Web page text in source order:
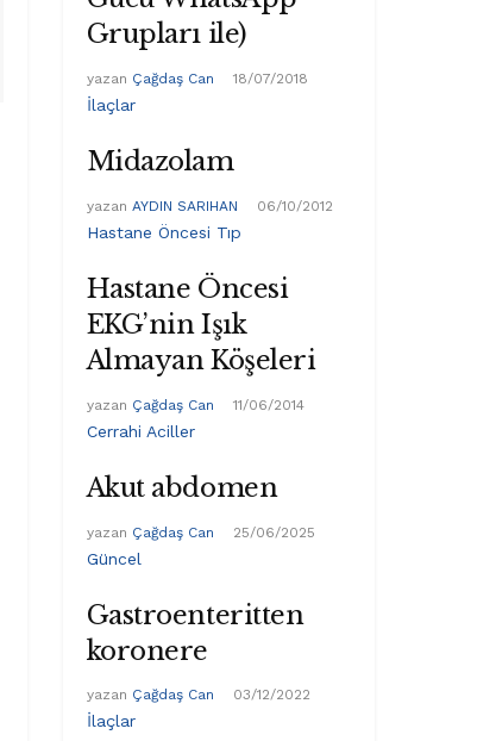
Grupları ile)
yazan Çağdaş Can 18/07/2018
İlaçlar
Midazolam
yazan AYDIN SARIHAN 06/10/2012
Hastane Öncesi Tıp
Hastane Öncesi
EKG’nin Işık
Almayan Köşeleri
yazan Çağdaş Can 11/06/2014
Cerrahi Aciller
Akut abdomen
yazan Çağdaş Can 25/06/2025
Güncel
Gastroenteritten
koronere
yazan Çağdaş Can 03/12/2022
İlaçlar